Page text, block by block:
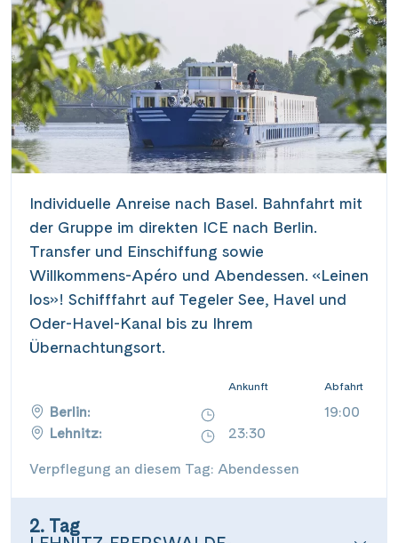
Individuelle Anreise nach Basel. Bahnfahrt mit
der Gruppe im direkten ICE nach Berlin.
Transfer und Einschiffung sowie
Willkommens-Apéro und Abendessen. «Leinen
los»! Schifffahrt auf Tegeler See, Havel und
Oder-Havel-Kanal bis zu Ihrem
Übernachtungsort.
Ankunft Abfahrt
Berlin:
19:00
Lehnitz:
23:30
Verpflegung an diesem Tag: Abendessen
2. Tag